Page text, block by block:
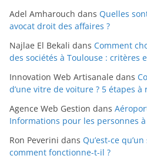
Adel Amharouch dans Quelles
avocat droit des affaires ?
Najlae El Bekali dans Comment
des sociétés à Toulouse : critères
Innovation Web Artisanale dans
d’une vitre de voiture ? 5 étapes à
Agence Web Gestion dans
Informations pour les personnes
Ron Peverini dans Qu’est-ce
comment fonctionne-t-il ?